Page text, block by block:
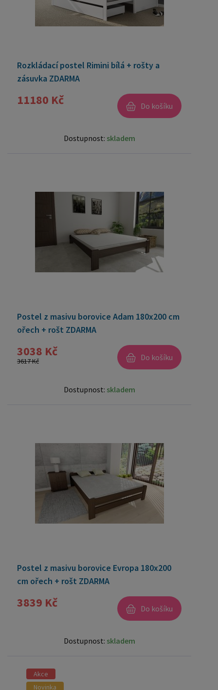
Rozkládací postel Rimini bílá + rošty a
zásuvka ZDARMA
11180 Kč Do košíku
Dostupnost: skladem
Postel z masivu borovice Adam 180x200 cm
ořech + rošt ZDARMA
3038 Kč
3617 Kč Do košíku
Dostupnost: skladem
Postel z masivu borovice Evropa 180x200
cm ořech + rošt ZDARMA
3839 Kč Do košíku
Dostupnost: skladem
Akce
Novinka